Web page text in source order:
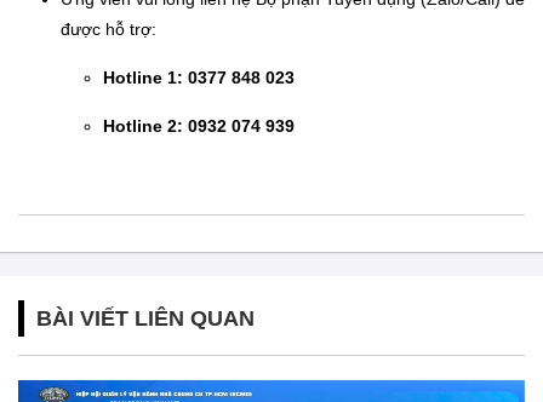
được hỗ trợ:
Hotline 1: 0377 848 023
Hotline 2: 0932 074 939
BÀI VIẾT LIÊN QUAN